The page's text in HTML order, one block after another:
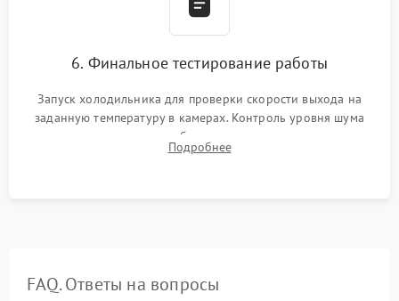
6. Финальное тестирование работы
Запуск холодильника для проверки скорости выхода на
заданную температуру в камерах. Контроль уровня шума
компрессора, отсутствия обмерзания стенок и корректного
срабатывания системы автоматической оттайки.
Подробнее
FAQ. Ответы на вопросы